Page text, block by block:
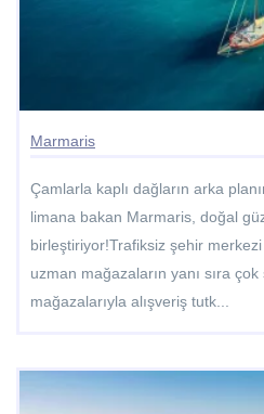
Marmaris
Çamlarla kaplı dağların arka
limana bakan Marmaris, doğal
birleştiriyor!Trafiksiz şehir
uzman mağazaların yanı sıra
mağazalarıyla alışveriş tutk...